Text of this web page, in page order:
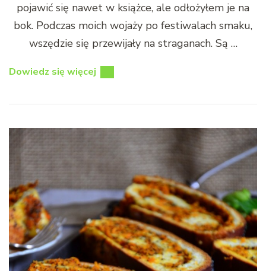
pojawić się nawet w książce, ale odłożyłem je na
bok. Podczas moich wojaży po festiwalach smaku,
wszędzie się przewijały na straganach. Są …
Dowiedz się więcej